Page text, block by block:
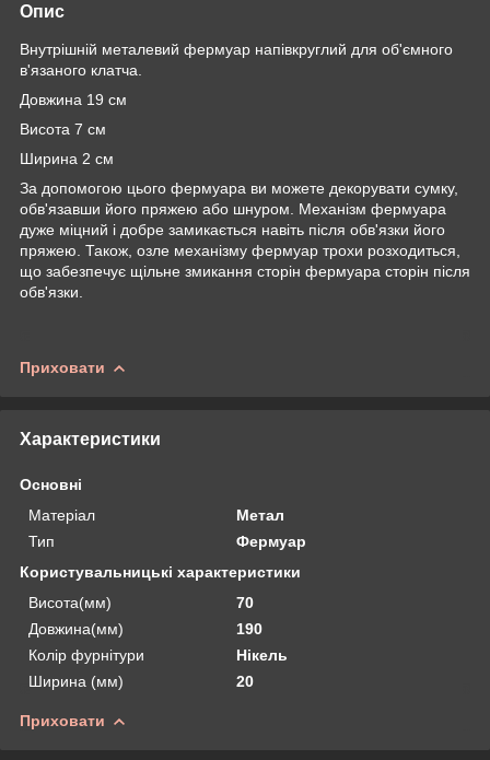
Опис
Внутрішній металевий фермуар напівкруглий для об'ємного
в'язаного клатча.
Довжина 19 см
Висота 7 см
Ширина 2 см
За допомогою цього фермуара ви можете декорувати сумку,
обв'язавши його пряжею або шнуром. Механізм фермуара
дуже міцний і добре замикається навіть після обв'язки його
пряжею. Також, озле механізму фермуар трохи розходиться,
що забезпечує щільне змикання сторін фермуара сторін після
обв'язки.
Приховати
Характеристики
Основні
Матеріал
Метал
Тип
Фермуар
Користувальницькі характеристики
Висота(мм)
70
Довжина(мм)
190
Колір фурнітури
Нікель
Ширина (мм)
20
Приховати